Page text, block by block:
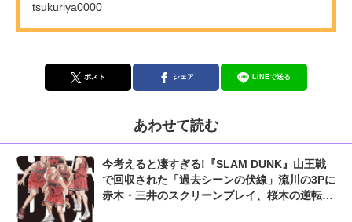
tsukuriya0000
ポスト シェア LINEで送る
あわせて読む
今考えると凄すぎる!『SLAM DUNK』山王戦
で回収された「過去シーンの伏線」流川の3Pに
赤木・三井のスクリーンプレイ、桜木の逆転シ